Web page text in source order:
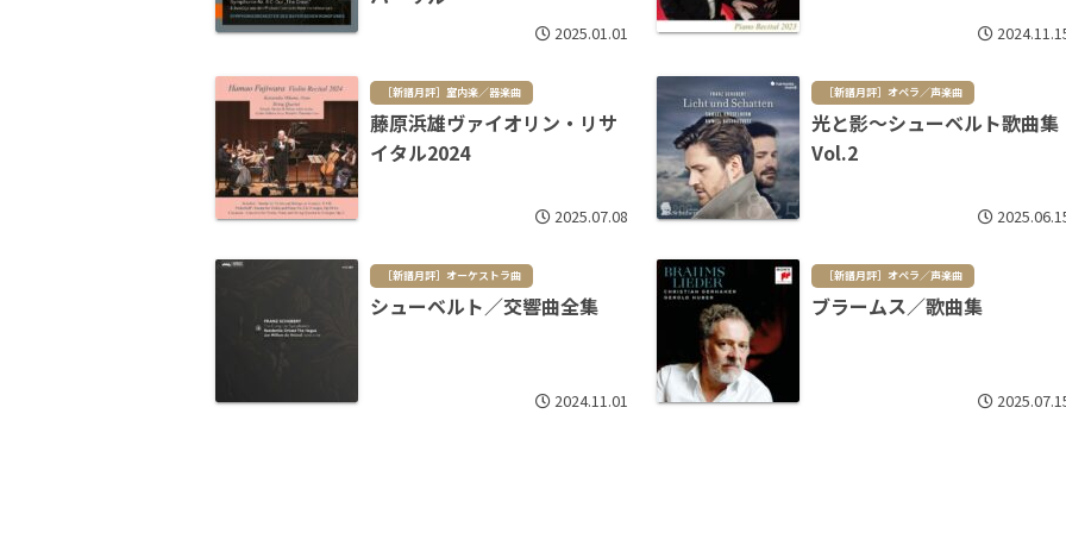
2025.01.01
［新譜月評］室内楽／器楽曲
藤原浜雄ヴァイオリン・リサ
イタル2024
2025.07.08
［新譜月評］オペラ／声楽曲
光と影～シューベルト歌曲集
Vol.2
［新譜月評］オーケストラ曲
シューベルト／交響曲全集
2024.11.01
［新譜月評］オペラ／声楽曲
ブラームス／歌曲集